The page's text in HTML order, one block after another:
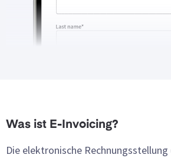
Was ist E-Invoicing?
Die elektronische